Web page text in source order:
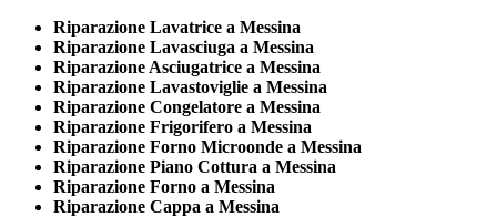
Riparazione Lavatrice a Messina
Riparazione Lavasciuga a Messina
Riparazione Asciugatrice a Messina
Riparazione Lavastoviglie a Messina
Riparazione Congelatore a Messina
Riparazione Frigorifero a Messina
Riparazione Forno Microonde a Messina
Riparazione Piano Cottura a Messina
Riparazione Forno a Messina
Riparazione Cappa a Messina